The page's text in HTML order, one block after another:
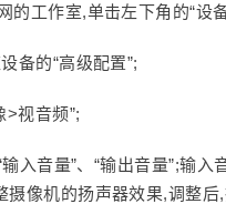
的工作室,单击左下角的“设
备的“高级配置”;
>视音频”;
入音量”、“输出音量”;输
像机的扬声器效果,调整后